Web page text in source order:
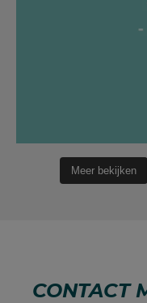
Meer bekijken
CONTACT